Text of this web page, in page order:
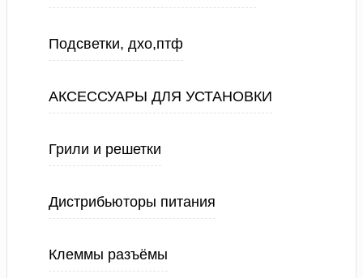
Подсветки, дхо,птф
АКСЕССУАРЫ ДЛЯ УСТАНОВКИ
Грили и решетки
Дистрибьюторы питания
Клеммы разъёмы